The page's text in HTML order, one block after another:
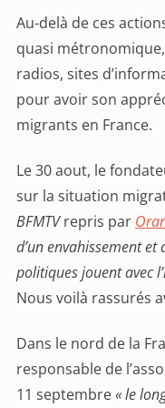
Au-delà de ces
quasi
radios, sites
pour avoir son
migrants en France.
Le 30 aout, le
sur la situation
BFMTVrepris par
d’un envahissement
politiques jouent avec
Nous voilà rassurés
Dans le nord de la
responsable de
11 septembre« le